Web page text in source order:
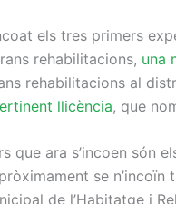
els tres primers
rehabilitacions, una
rehabilitacions al
llicència, que
que ara s’incoen són
se
de l’Habitatge i